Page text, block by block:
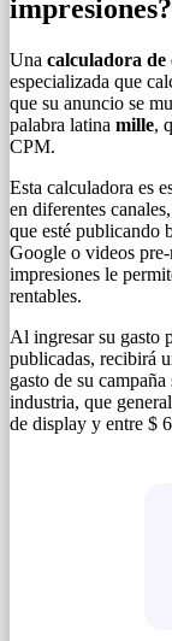
Número de
impresiones?
Una calculadora de
especializada que
que su anuncio se
palabra latina mille,
CPM.
Esta calculadora es
en diferentes
que esté publicando
Google o videos
impresiones le
rentables.
Al ingresar su gasto
publicadas, recibirá
gasto de su
industria, que
de display y entre $